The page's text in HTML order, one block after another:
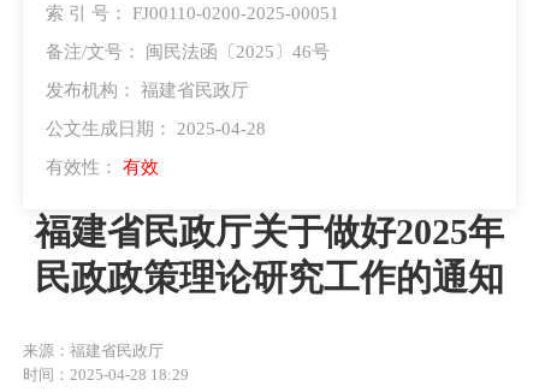
索 引 号： FJ00110-0200-2025-00051
备注/文号： 闽民法函〔2025〕46号
发布机构： 福建省民政厅
公文生成日期： 2025-04-28
有效性： 有效
福建省民政厅关于做好2025年
民政政策理论研究工作的通知
来源：福建省民政厅
时间：2025-04-28 18:29